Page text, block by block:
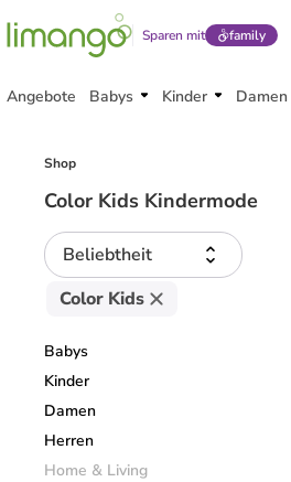
Sparen mit family
Angebote Babys Kinder Damen
Shop
Color Kids Kindermode
Beliebtheit
Color Kids
Babys
Kinder
Damen
Herren
Home & Living